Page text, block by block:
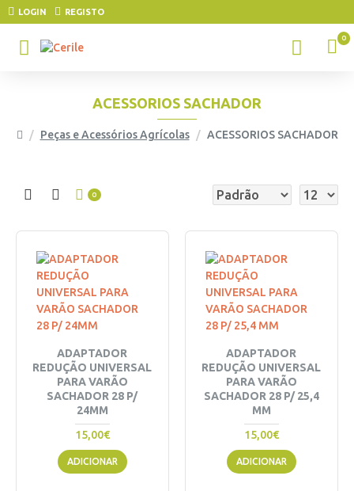
LOGIN REGISTO
0
Peças e Acessórios Agrícolas ACESSORIOS SACHADOR
ACESSORIOS SACHADOR
0
ADAPTADOR
REDUÇÃO UNIVERSAL
PARA VARÃO
SACHADOR 28 P/
24MM
15,00€
ADICIONAR
ADAPTADOR
REDUÇÃO UNIVERSAL
PARA VARÃO
SACHADOR 28 P/ 25,4
MM
15,00€
ADICIONAR